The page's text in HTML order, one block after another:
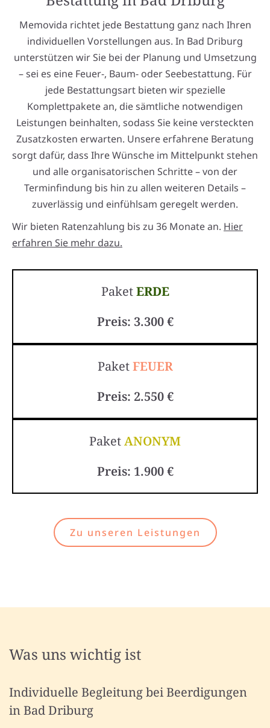
Memovida richtet jede Bestattung ganz nach Ihren
individuellen Vorstellungen aus. In Bad Driburg
unterstützen wir Sie bei der Planung und Umsetzung
– sei es eine Feuer-, Baum- oder Seebestattung. Für
jede Bestattungsart bieten wir spezielle
Komplettpakete an, die sämtliche notwendigen
Leistungen beinhalten, sodass Sie keine versteckten
Zusatzkosten erwarten. Unsere erfahrene Beratung
sorgt dafür, dass Ihre Wünsche im Mittelpunkt stehen
und alle organisatorischen Schritte – von der
Terminfindung bis hin zu allen weiteren Details –
zuverlässig und einfühlsam geregelt werden.
Wir bieten Ratenzahlung bis zu 36 Monate an. Hier
erfahren Sie mehr dazu.
PaketERDE
Preis: 3.300 €
PaketFEUER
Preis: 2.550 €
PaketANONYM
Preis: 1.900 €
Zu unseren Leistungen
Was uns wichtig ist
Individuelle Begleitung bei Beerdigungen
in Bad Driburg